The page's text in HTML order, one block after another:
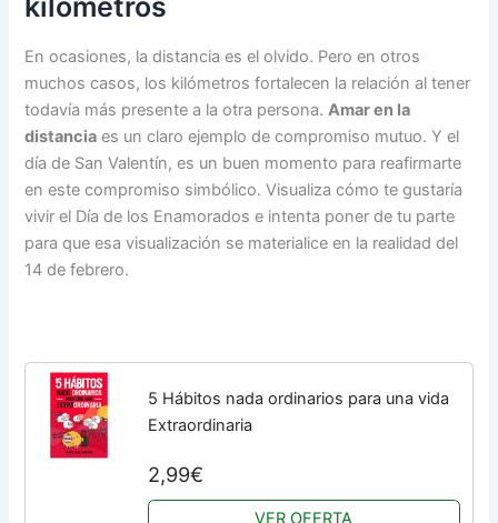
En ocasiones, la distancia es el olvido. Pero en otros
muchos casos, los kilómetros fortalecen la relación al tener
todavía más presente a la otra persona.Amar en la
distancia es un claro ejemplo de compromiso mutuo. Y el
día de San Valentín, es un buen momento para reafirmarte
en este compromiso simbólico. Visualiza cómo te gustaría
vivir el Día de los Enamorados e intenta poner de tu parte
para que esa visualización se materialice en la realidad del
14 de febrero.
5 Hábitos nada ordinarios para una vida
Extraordinaria
2,99€
VER OFERTA